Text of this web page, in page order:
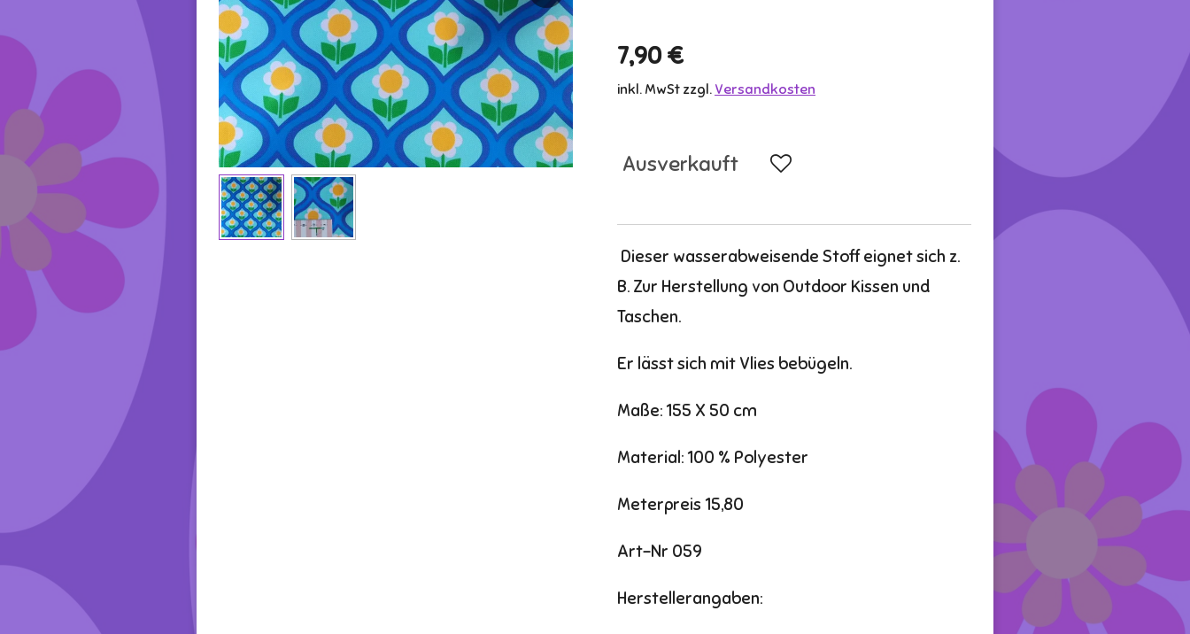
7,90 €
inkl. MwSt zzgl. Versandkosten
Ausverkauft
Dieser wasserabweisende Stoff eignet sich z.
B. Zur Herstellung von Outdoor Kissen und
Taschen.
Er lässt sich mit Vlies bebügeln.
Maße: 155 X 50 cm
Material: 100 % Polyester
Meterpreis 15,80
Art-Nr 059
Herstellerangaben: